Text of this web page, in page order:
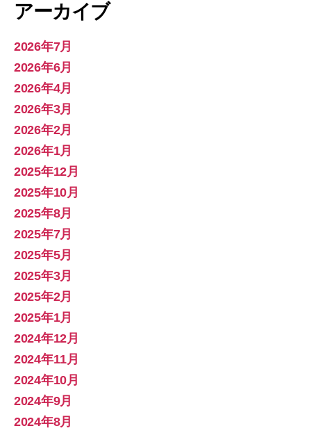
アーカイブ
2026年7月
2026年6月
2026年4月
2026年3月
2026年2月
2026年1月
2025年12月
2025年10月
2025年8月
2025年7月
2025年5月
2025年3月
2025年2月
2025年1月
2024年12月
2024年11月
2024年10月
2024年9月
2024年8月